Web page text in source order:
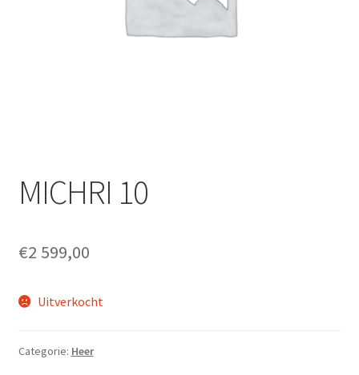
Ophaalservice
Over ons
Privacybeleid
MICHRI 10
€2 599,00
Uitverkocht
Categorie: Heer